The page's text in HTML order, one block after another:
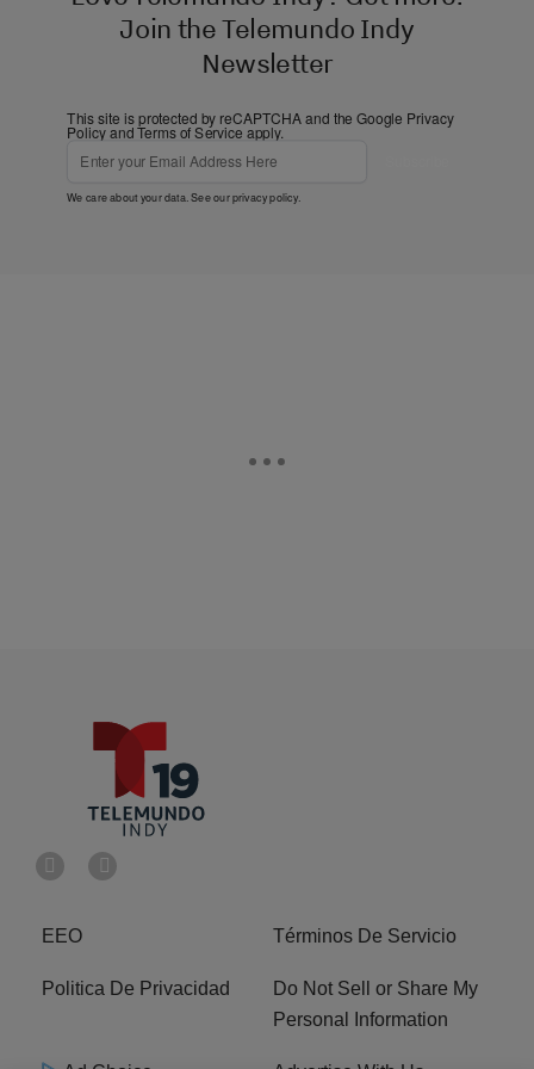
Join the Telemundo Indy
Newsletter
This site is protected by reCAPTCHA and the Google Privacy
PolicyandTerms of Service apply.
We care about your data. See ourprivacy policy.
EEO Términos De Servicio
Politica De Privacidad
Do Not Sell or Share My
Personal Information